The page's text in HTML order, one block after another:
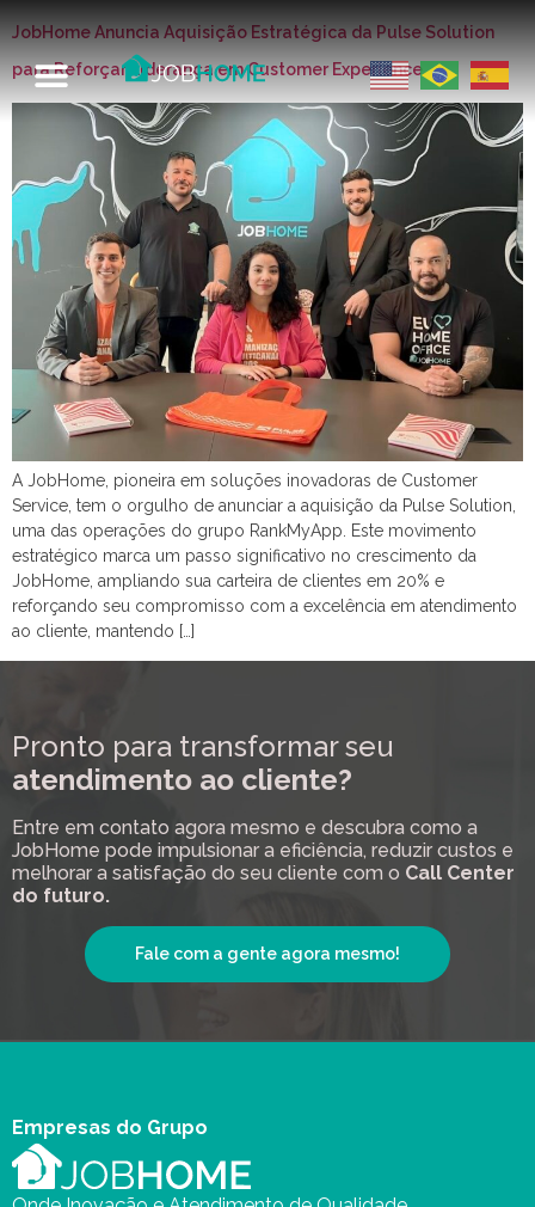
JobHome Anuncia Aquisição Estratégica da Pulse Solution
para Reforçar Liderança em Customer Experience
A JobHome, pioneira em soluções inovadoras de Customer
Service, tem o orgulho de anunciar a aquisição da Pulse Solution,
uma das operações do grupo RankMyApp. Este movimento
estratégico marca um passo significativo no crescimento da
JobHome, ampliando sua carteira de clientes em 20% e
reforçando seu compromisso com a excelência em atendimento
ao cliente, mantendo […]
Pronto para transformar seu
atendimento ao cliente?
Entre em contato agora mesmo e descubra como a
JobHome pode impulsionar a eficiência, reduzir custos e
melhorar a satisfação do seu cliente com o Call Center
do futuro.
Fale com a gente agora mesmo!
Empresas do Grupo